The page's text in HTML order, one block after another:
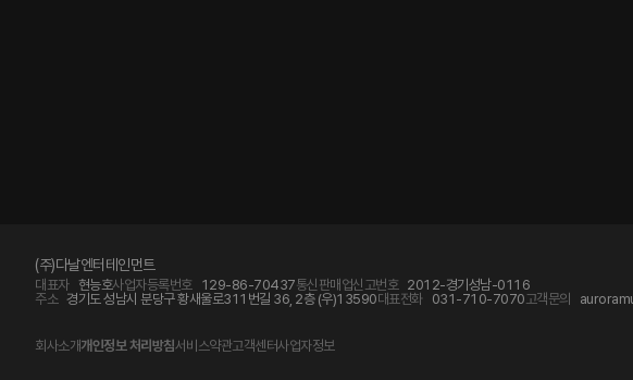
(주)다날엔터테인먼트
대표자 현능호사업자등록번호 129-86-70437통신판매업신고번호 2012-경기성남-0116
주소 경기도 성남시 분당구 황새울로311번길 36, 2층 (우)13590대표전화 031-710-7070고객문의
회사소개개인정보 처리방침서비스약관고객센터사업자정보